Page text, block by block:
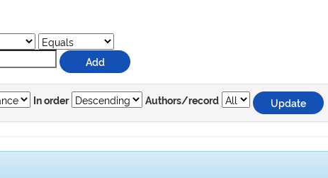
In order Authors/record